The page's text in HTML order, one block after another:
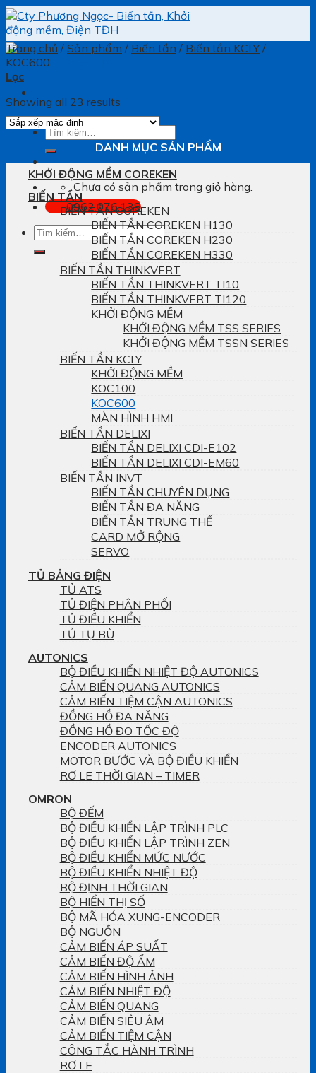
Skip
to
content
Tìm
Chưa có sản phẩm trong giỏ hàng.
0962.076.138
Tìm
Trang chủ / Sản phẩm / Biến tần / Biến tần KCLY /
KOC600
Lọc
Showing all 23 results
DANH MỤC SẢN PHẨM
KHỞI ĐỘNG MỀM COREKEN
BIẾN TẦN
BIẾN TẦN COREKEN
BIẾN TẦN COREKEN H130
BIẾN TẦN COREKEN H230
BIẾN TẦN COREKEN H330
BIẾN TẦN THINKVERT
BIẾN TẦN THINKVERT TI10
BIẾN TẦN THINKVERT TI120
KHỞI ĐỘNG MỀM
KHỞI ĐỘNG MỀM TSS SERIES
KHỞI ĐỘNG MỀM TSSN SERIES
BIẾN TẦN KCLY
KHỞI ĐỘNG MỀM
KOC100
KOC600
MÀN HÌNH HMI
BIẾN TẦN DELIXI
BIẾN TẦN DELIXI CDI-E102
BIẾN TẦN DELIXI CDI-EM60
BIẾN TẦN INVT
BIẾN TẦN CHUYÊN DỤNG
BIẾN TẦN ĐA NĂNG
BIẾN TẦN TRUNG THẾ
CARD MỞ RỘNG
SERVO
TỦ BẢNG ĐIỆN
TỦ ATS
TỦ ĐIỆN PHÂN PHỐI
TỦ ĐIỀU KHIỂN
TỦ TỤ BÙ
AUTONICS
BỘ ĐIỀU KHIỂN NHIỆT ĐỘ AUTONICS
CẢM BIẾN QUANG AUTONICS
CẢM BIẾN TIỆM CẬN AUTONICS
ĐỒNG HỒ ĐA NĂNG
ĐỒNG HỒ ĐO TỐC ĐỘ
ENCODER AUTONICS
MOTOR BƯỚC VÀ BỘ ĐIỀU KHIỂN
RƠ LE THỜI GIAN – TIMER
OMRON
BỘ ĐẾM
BỘ ĐIỀU KHIỂN LẬP TRÌNH PLC
BỘ ĐIỀU KHIỂN LẬP TRÌNH ZEN
BỘ ĐIỀU KHIỂN MỨC NƯỚC
BỘ ĐIỀU KHIỂN NHIỆT ĐỘ
BỘ ĐỊNH THỜI GIAN
BỘ HIỂN THỊ SỐ
BỘ MÃ HÓA XUNG-ENCODER
BỘ NGUỒN
CẢM BIẾN ÁP SUẤT
CẢM BIẾN ĐỘ ẨM
CẢM BIẾN HÌNH ẢNH
CẢM BIẾN NHIỆT ĐỘ
CẢM BIẾN QUANG
CẢM BIẾN SIÊU ÂM
CẢM BIẾN TIỆM CẬN
CÔNG TẮC HÀNH TRÌNH
RƠ LE